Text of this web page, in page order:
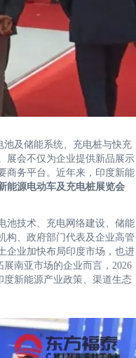
池及储能系统、充电桩与快充
展会不仅为企业提供新品展示
商务平台。近年来，印度新能
能源电动车及充电桩展览会
池技术、充电网络建设、储能
构、政府部门代表及企业高管
企业加快布局印度市场，也进
南亚市场的企业而言，2026
新能源产业政策、渠道生态